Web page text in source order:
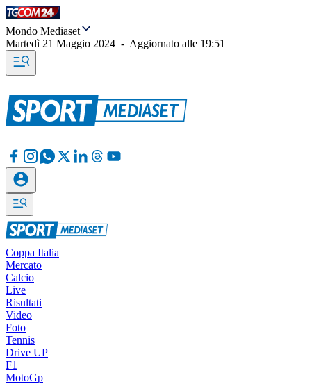
Mondo Mediaset
Martedì 21 Maggio 2024 - Aggiornato alle 19:51
Coppa Italia
Mercato
Calcio
Live
Risultati
Video
Foto
Tennis
Drive UP
F1
MotoGp